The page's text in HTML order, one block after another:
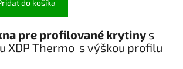
do košíka
pre profilované krytiny s
XDP Thermo s výškou profilu